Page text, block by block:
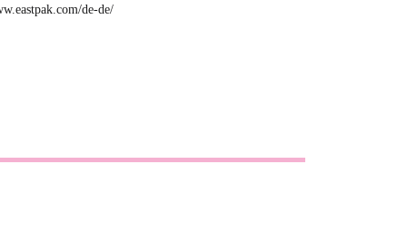
de-de/